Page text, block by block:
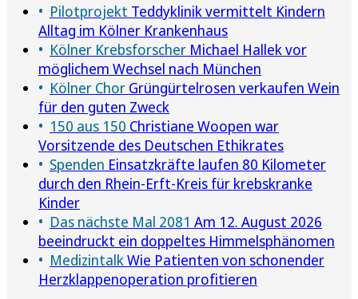
Pilotprojekt Teddyklinik vermittelt Kindern
Alltag im Kölner Krankenhaus
Kölner Krebsforscher Michael Hallek vor
möglichem Wechsel nach München
Kölner Chor Grüngürtelrosen verkaufen Wein
für den guten Zweck
150 aus 150 Christiane Woopen war
Vorsitzende des Deutschen Ethikrates
Spenden Einsatzkräfte laufen 80 Kilometer
durch den Rhein-Erft-Kreis für krebskranke
Kinder
Das nächste Mal 2081 Am 12. August 2026
beeindruckt ein doppeltes Himmelsphänomen
MedizintalkWie Patienten von schonender
Herzklappenoperation profitieren